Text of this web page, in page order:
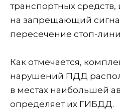
транспортных средств,
на запрещающий
пересечение стоп-
Как отмечается,
нарушений ПДД
в местах наибольшей
определяет их ГИБДД.